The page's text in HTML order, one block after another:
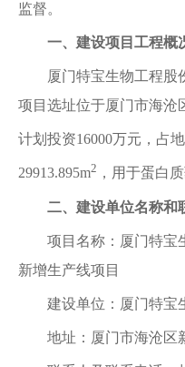
监督。
一、建设项目工程概
厦门特宝生物工程股
项目选址位于厦门市海沧
计划投资16000万元，占
29913.895m2 ，用于蛋白
二、建设单位名称和
项目名称：厦门特宝
新增生产线项目
建设单位：厦门特宝
地址：厦门市海沧区